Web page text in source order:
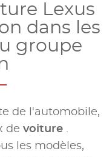
Lexus
dans les
groupe
de l'automobile,
de voiture .
les modèles,